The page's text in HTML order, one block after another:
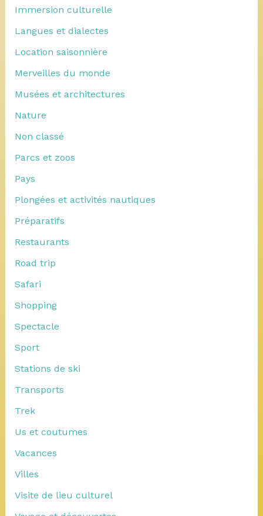
Immersion culturelle
Langues et dialectes
Location saisonnière
Merveilles du monde
Musées et architectures
Nature
Non classé
Parcs et zoos
Pays
Plongées et activités nautiques
Préparatifs
Restaurants
Road trip
Safari
Shopping
Spectacle
Sport
Stations de ski
Transports
Trek
Us et coutumes
Vacances
Villes
Visite de lieu culturel